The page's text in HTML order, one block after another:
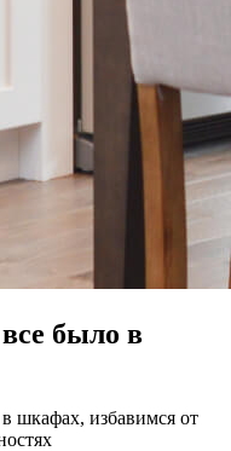
было в
шкафах, избавимся от